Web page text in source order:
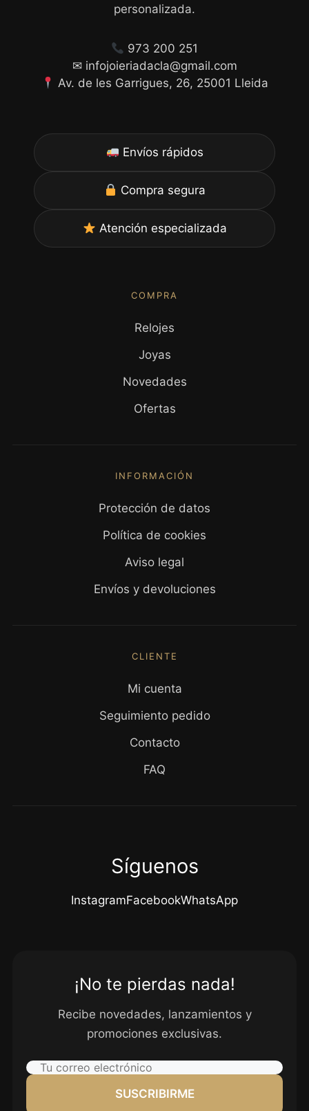
personalizada.
973 200 251
✉ infojoieriadacla@gmail.com
Av. de les Garrigues, 26, 25001 Lleida
Envíos rápidos
Compra segura
Atención especializada
COMPRA
Relojes
Joyas
Novedades
Ofertas
INFORMACIÓN
Protección de datos
Política de cookies
Aviso legal
Envíos y devoluciones
CLIENTE
Mi cuenta
Seguimiento pedido
Contacto
FAQ
Síguenos
InstagramFacebookWhatsApp
¡No te pierdas nada!
Recibe novedades, lanzamientos y
promociones exclusivas.
SUSCRIBIRME